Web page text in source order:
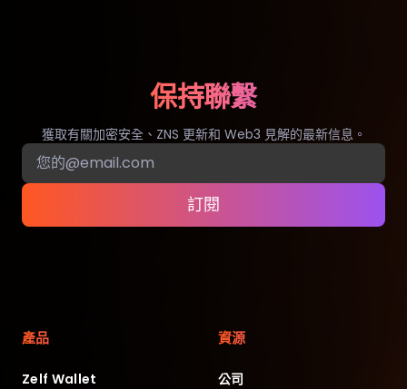
保持聯繫
獲取有關加密安全、ZNS 更新和 Web3 見解的最新信息。
訂閱
產品
Zelf Wallet
資源
公司